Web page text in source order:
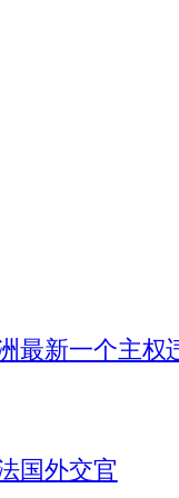
最新一个主权
国外交官